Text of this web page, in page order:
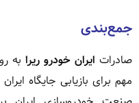
جمع‌بندی
صادرات ایران خودرو ریرا
مهم برای بازیابی جایگاه